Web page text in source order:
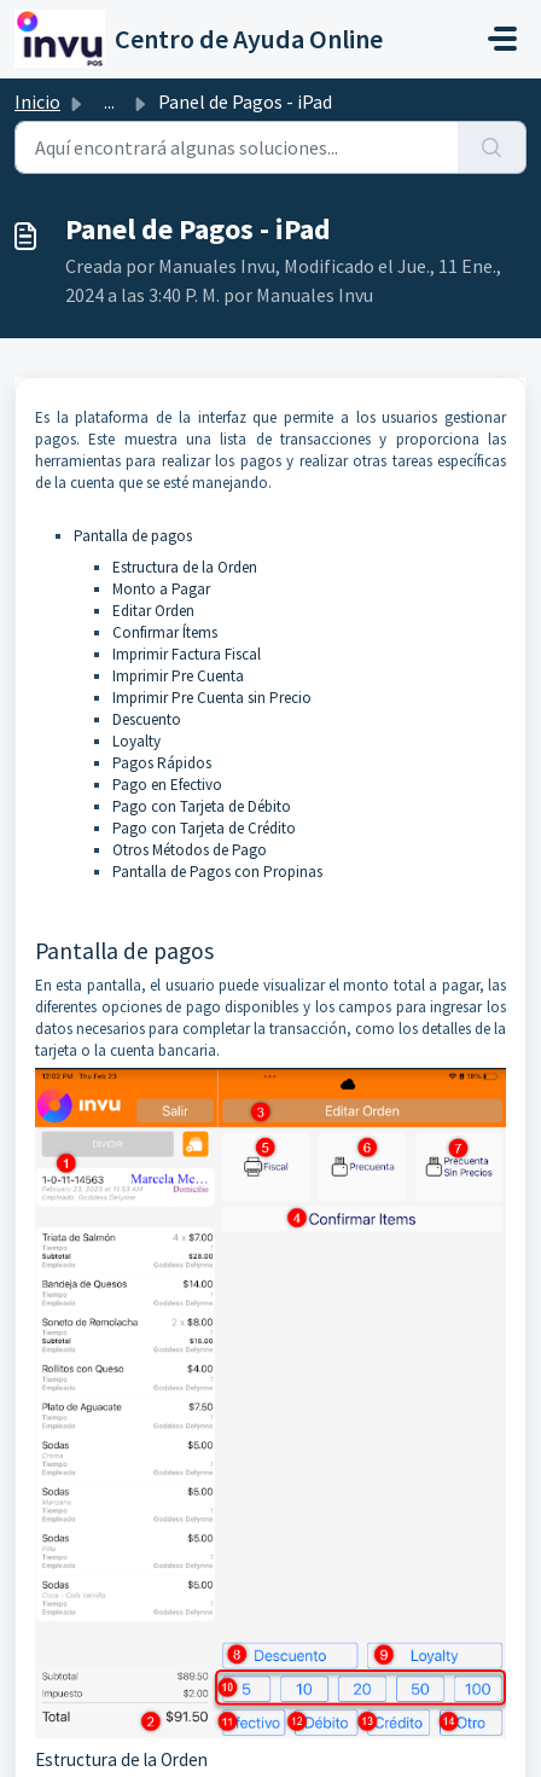
Ir al contenido principal
Centro de Ayuda Online
Inicio ... Panel de Pagos - iPad
Panel de Pagos - iPad
Creada por Manuales Invu, Modificado el Jue., 11 Ene.,
2024 a las 3:40 P. M. por Manuales Invu
Es la plataforma de la interfaz que permite a los usuarios gestionar
pagos. Este muestra una lista de transacciones y proporciona las
herramientas para realizar los pagos y realizar otras tareas específicas
de la cuenta que se esté manejando.
Pantalla de pagos
Estructura de la Orden
Monto a Pagar
Editar Orden
Confirmar Ítems
Imprimir Factura Fiscal
Imprimir Pre Cuenta
Imprimir Pre Cuenta sin Precio
Descuento
Loyalty
Pagos Rápidos
Pago en Efectivo
Pago con Tarjeta de Débito
Pago con Tarjeta de Crédito
Otros Métodos de Pago
Pantalla de Pagos con Propinas
Pantalla de pagos
En esta pantalla, el usuario puede visualizar el monto total a pagar, las
diferentes opciones de pago disponibles y los campos para ingresar los
datos necesarios para completar la transacción, como los detalles de la
tarjeta o la cuenta bancaria.
Estructura de la Orden